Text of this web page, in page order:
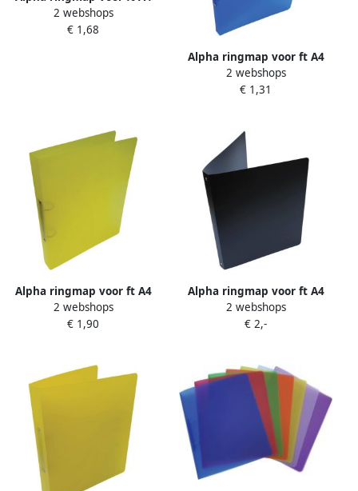
uit PP 2 ringen van 16 mm
geassorteerde kleuren
2 webshops
€ 1,68
Alpha ringmap voor ft A4
uit PP 2 ringen van 16 mm
transparant blauw
2 webshops
€ 1,31
Alpha ringmap voor ft A4
uit PP 2 ringen van 25 mm
transparant geel
2 webshops
€ 1,90
Alpha ringmap voor ft A4
uit PP 4 ringen van 16 mm
zwart
2 webshops
€ 2,-